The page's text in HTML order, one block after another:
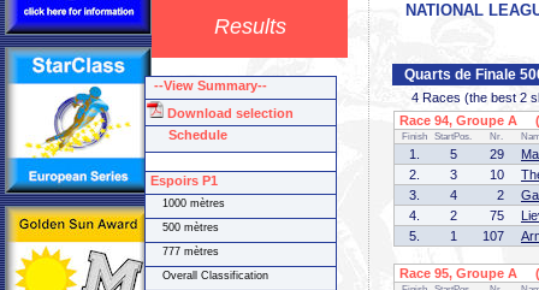
Results
NATIONAL
Quarts de Finale
4 Races (the best 2
Race 94, Groupe A
Finish StartPos. Nr.
1. 5 29
2.
3 10
3.
4 2
4.
2 75
5.
1 107
Race 95, Groupe A
--View Summary--
Download selection
Schedule
Espoirs P1
1000 mètres
500 mètres
777 mètres
Overall Classification